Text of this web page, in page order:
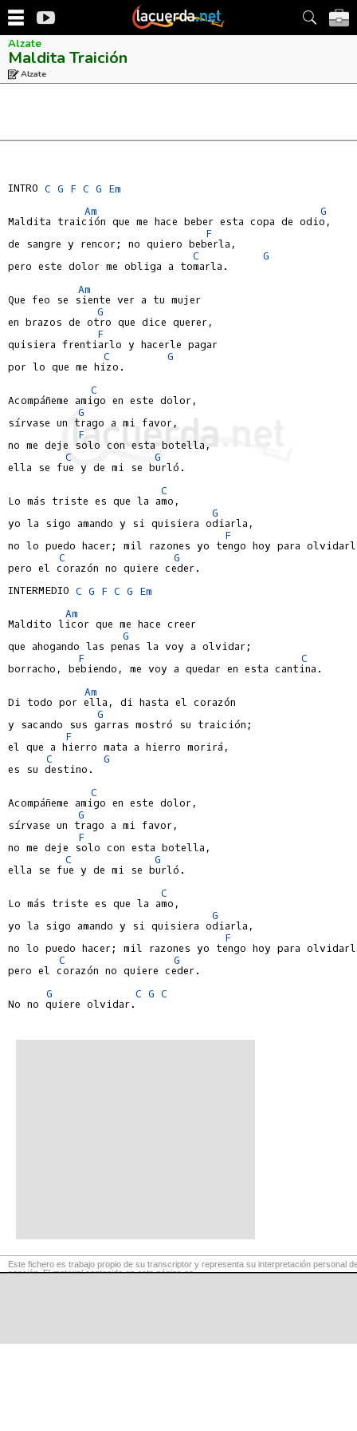
Alzate
Maldita Traición
Alzate
INTRO C G F C G Em
Am
G
Maldita traición que me hace beber esta copa de odio,
F
de sangre y rencor; no quiero beberla,
C
G
pero este dolor me obliga a tomarla.
Am
Que feo se siente ver a tu mujer
G
en brazos de otro que dice querer,
F
quisiera frentiarlo y hacerle pagar
C
G
por lo que me hizo.
C
Acompáñeme amigo en este dolor,
G
sírvase un trago a mi favor,
F
no me deje solo con esta botella,
C
G
ella se fue y de mi se burló.
C
Lo más triste es que la amo,
G
yo la sigo amando y si quisiera odiarla,
F
no lo puedo hacer; mil razones yo tengo hoy para
C
G
pero el corazón no quiere ceder.
INTERMEDIO C G F C G Em
Am
Maldito licor que me hace creer
G
que ahogando las penas la voy a olvidar;
F
C
borracho, bebiendo, me voy a quedar en esta cantina.
Am
Di todo por ella, di hasta el corazón
G
y sacando sus garras mostró su traición;
F
el que a hierro mata a hierro morirá,
C
G
es su destino.
C
Acompáñeme amigo en este dolor,
G
sírvase un trago a mi favor,
F
no me deje solo con esta botella,
C
G
ella se fue y de mi se burló.
C
Lo más triste es que la amo,
G
yo la sigo amando y si quisiera odiarla,
F
no lo puedo hacer; mil razones yo tengo hoy para
C
G
pero el corazón no quiere ceder.
G
C G C
No no quiere olvidar.
Este fichero es trabajo propio de su transcriptor y representa su interpretación personal
canción. El material contenido en esta página es